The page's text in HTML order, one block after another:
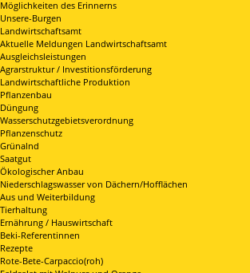
Möglichkeiten des Erinnerns
Unsere-Burgen
Landwirtschaftsamt
Aktuelle Meldungen Landwirtschaftsamt
Ausgleichsleistungen
Agrarstruktur / Investitionsförderung
Landwirtschaftliche Produktion
Pflanzenbau
Düngung
Wasserschutzgebietsverordnung
Pflanzenschutz
Grünalnd
Saatgut
Ökologischer Anbau
Niederschlagswasser von Dächern/Hofflächen
Aus und Weiterbildung
Tierhaltung
Ernährung / Hauswirtschaft
Beki-Referentinnen
Rezepte
Rote-Bete-Carpaccio(roh)